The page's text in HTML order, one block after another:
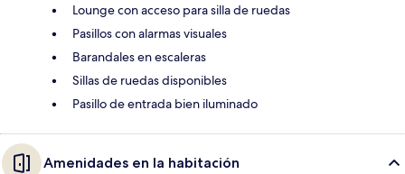
Lounge con acceso para silla de ruedas
Pasillos con alarmas visuales
Barandales en escaleras
Sillas de ruedas disponibles
Pasillo de entrada bien iluminado
Amenidades en la habitación